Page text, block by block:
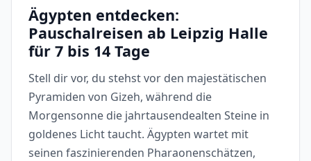
Ägypten entdecken:
Pauschalreisen ab Leipzig Halle
für 7 bis 14 Tage
Stell dir vor, du stehst vor den majestätischen
Pyramiden von Gizeh, während die
Morgensonne die jahrtausendealten Steine in
goldenes Licht taucht. Ägypten wartet mit
seinen faszinierenden Pharaonenschätzen,